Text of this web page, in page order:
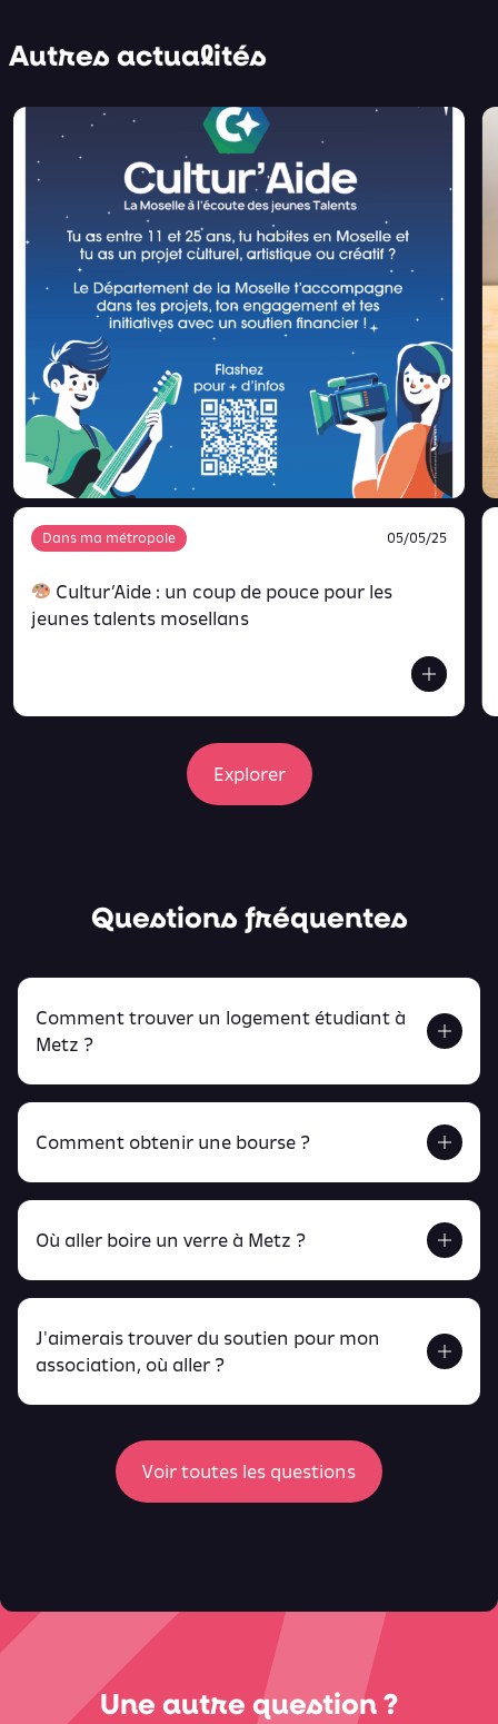
Autres actualités
Dans ma métropole 05/05/25
Cultur’Aide : un coup de pouce pour les
jeunes talents mosellans
Explorer
Questions fréquentes
Comment trouver un logement étudiant à
Metz ?
Retrouve tout ça en cliquant ici !
Comment obtenir une bourse ?
Retrouve toutes ces infos ici.
Où aller boire un verre à Metz ?
peux
retrouver ici
J'aimerais trouver du soutien pour mon
association, où aller ?
Voir toutes les questions
Une autre question ?